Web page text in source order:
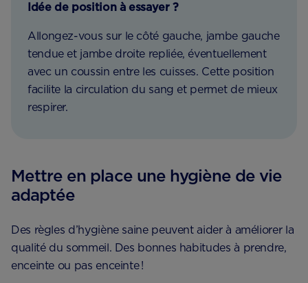
Idée de position à essayer ?
Allongez-vous sur le côté gauche, jambe gauche
tendue et jambe droite repliée, éventuellement
avec un coussin entre les cuisses. Cette position
facilite la circulation du sang et permet de mieux
respirer.
Mettre en place une hygiène de vie
adaptée
Des règles d’hygiène saine peuvent aider à améliorer la
qualité du sommeil. Des bonnes habitudes à prendre,
enceinte ou pas enceinte !